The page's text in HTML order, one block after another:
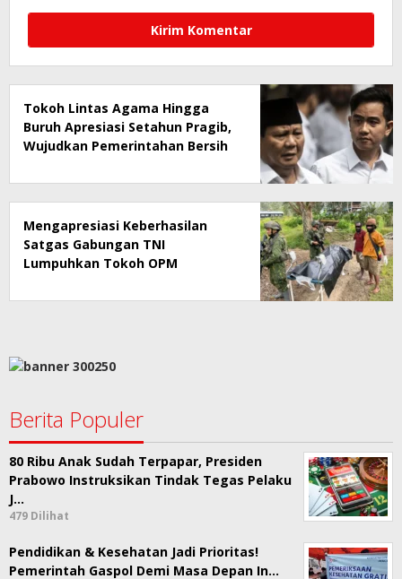
Tokoh Lintas Agama Hingga
Buruh Apresiasi Setahun Pragib,
Wujudkan Pemerintahan Bersih
Mengapresiasi Keberhasilan
Satgas Gabungan TNI
Lumpuhkan Tokoh OPM
Berita Populer
80 Ribu Anak Sudah Terpapar, Presiden
Prabowo Instruksikan Tindak Tegas Pelaku
J…
479 Dilihat
Pendidikan & Kesehatan Jadi Prioritas!
Pemerintah Gaspol Demi Masa Depan In…